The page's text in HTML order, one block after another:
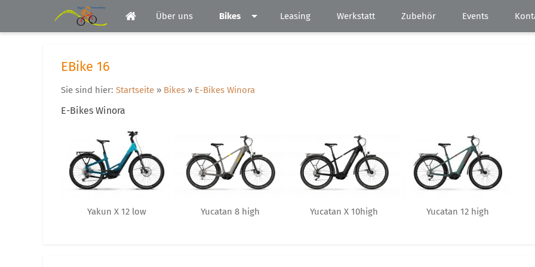
Über uns Bikes Leasing Werkstatt Zubehör Events
EBike 16
Sie sind hier: Startseite » Bikes » E-Bikes Winora
E-Bikes Winora
Yakun X 12 low Yucatan 8 high Yucatan X 10high Yucatan 12 high